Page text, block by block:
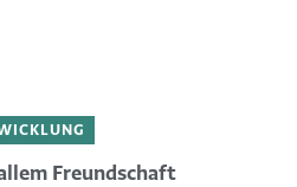
Freundschaft